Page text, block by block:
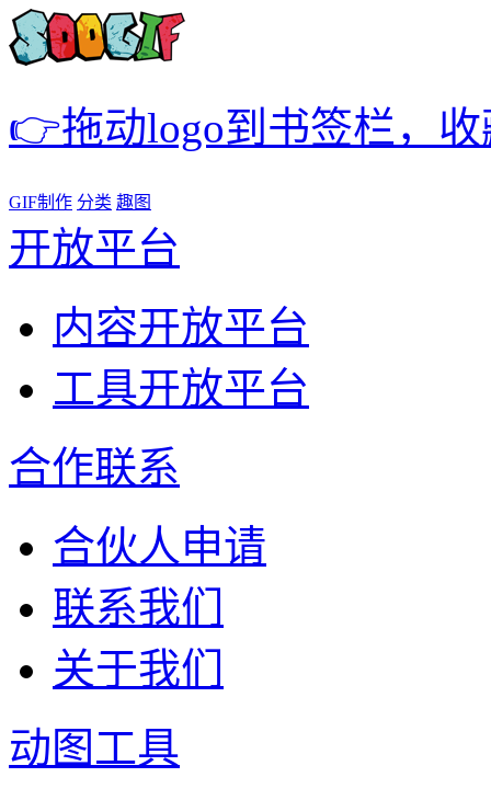
👉拖动logo到书签栏，
GIF制作 分类 趣图
开放平台
内容开放平台
工具开放平台
合作联系
合伙人申请
联系我们
关于我们
动图工具